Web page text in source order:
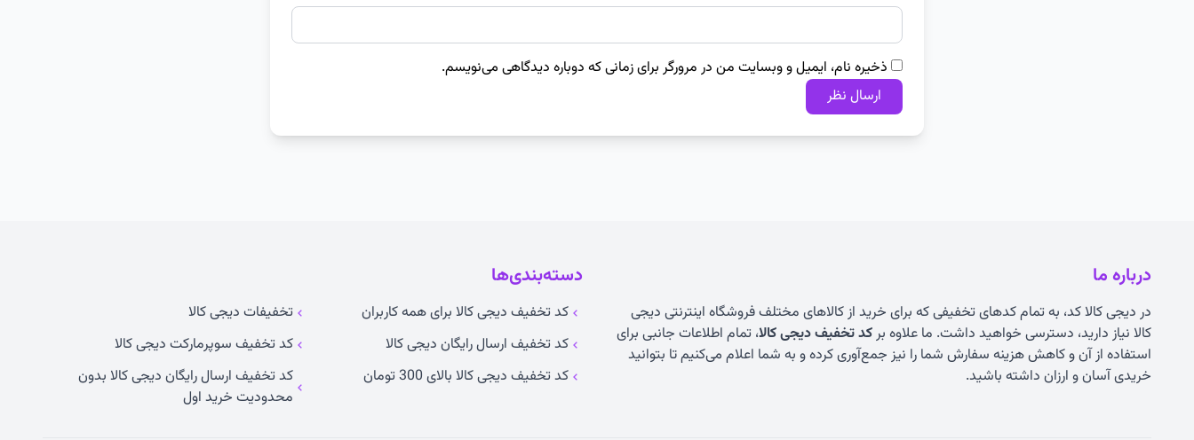
ذخیره نام، ایمیل و وبسایت من در مرورگر برای زمانی که دوباره دیدگاهی می‌نویسم.
درباره ما
در دیجی کالا کد، به تمام کدهای تخفیفی که برای خرید از کالاهای مختلف فروشگاه اینترنتی دیجی
کالا نیاز دارید، دسترسی خواهید داشت. ما علاوه برکد تخفیف دیجی کالا، تمام اطلاعات جانبی برای
استفاده از آن و کاهش هزینه سفارش شما را نیز جمع‌آوری کرده و به شما اعلام می‌کنیم تا بتوانید
خریدی آسان و ارزان داشته باشید.
دسته‌بندی‌ها
کد تخفیف دیجی کالا برای همه کاربران
تخفیفات دیجی کالا
کد تخفیف ارسال رایگان دیجی کالا
کد تخفیف سوپرمارکت دیجی کالا
کد تخفیف دیجی کالا بالای 300 تومان
کد تخفیف ارسال رایگان دیجی کالا بدون
محدودیت خرید اول